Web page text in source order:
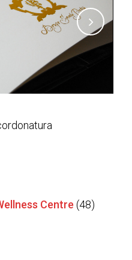
Centre (48)